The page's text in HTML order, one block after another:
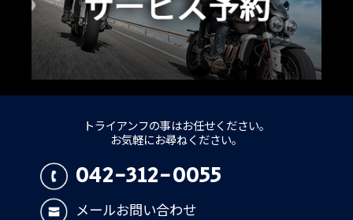
トライアンフの事はお任せください。
お気軽にお尋ねください。
042-312-0055
メールお問い合わせ